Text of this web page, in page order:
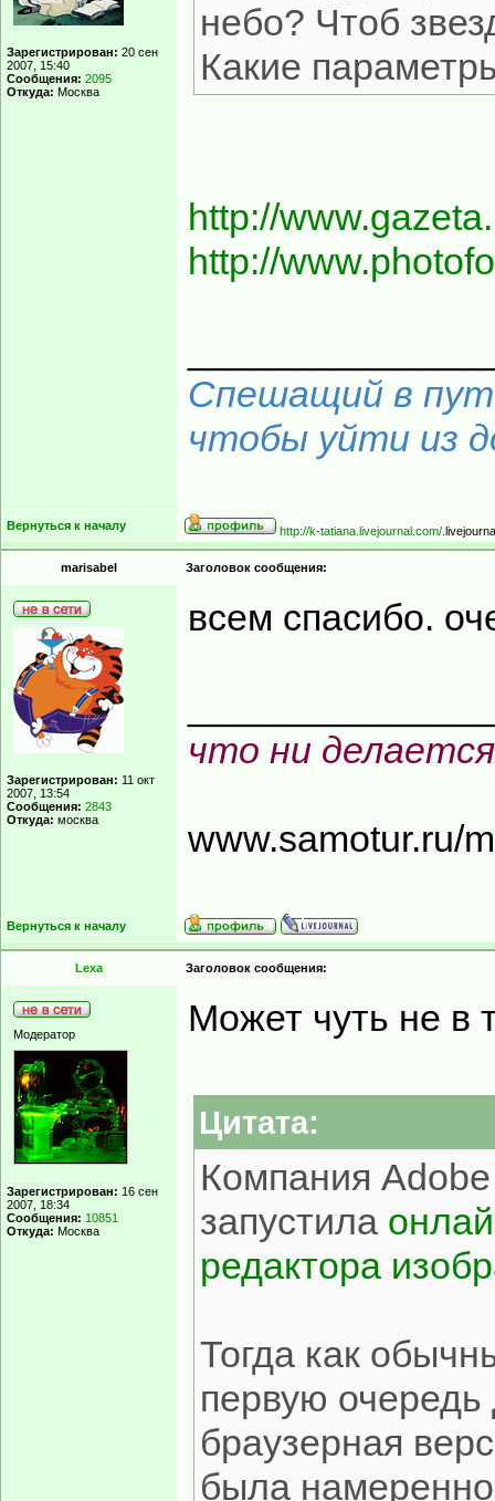
Зарегистрирован: 20 сен
2007, 15:40
Сообщения: 2095
Откуда: Москва
небо? Чтоб
Какие
http://
http://
Спешащий в
чтобы уйти из
Вернуться к началу http://k-tatiana.livejournal.com/
marisabel Заголовок сообщения:
Зарегистрирован: 11 окт
2007, 13:54
Сообщения: 2843
Откуда: москва
всем спасибо.
что ни
www.samotur.ru/
Вернуться к началу
Lexa Заголовок сообщения:
Модератор
Зарегистрирован: 16 сен
2007, 18:34
Сообщения: 10851
Откуда: Москва
Может чуть не в
Цитата:
Компания
запустила
редактора
Тогда как
первую очередь
браузерная
была